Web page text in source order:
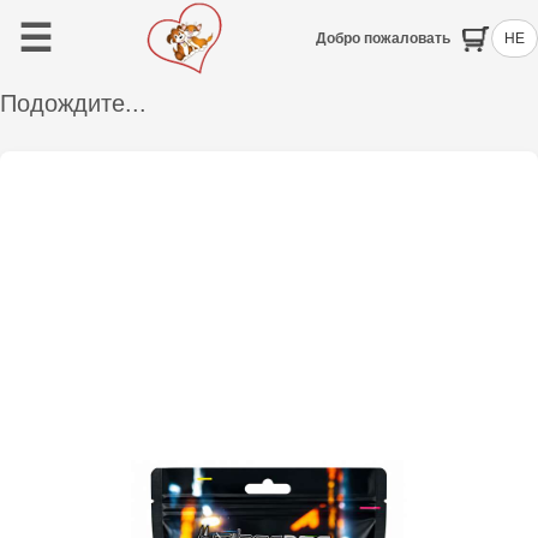
☰ Добро пожаловать HE
Подождите...